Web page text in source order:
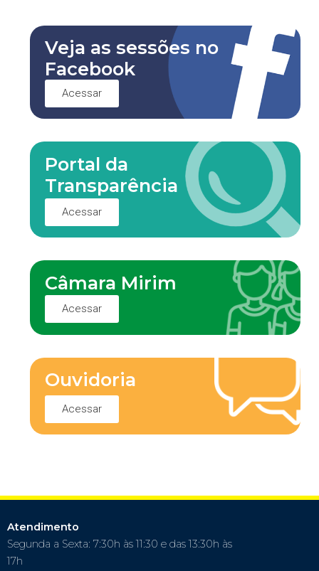
Veja as sessões no
Facebook
Acessar
Portal da
Transparência
Acessar
Câmara Mirim
Acessar
Ouvidoria
Acessar
Atendimento
Segunda a Sexta: 7:30h às 11:30 e das 13:30h às
17h